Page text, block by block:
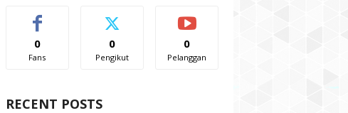
0
Fans
0
Pengikut
0
Pelanggan
RECENT POSTS